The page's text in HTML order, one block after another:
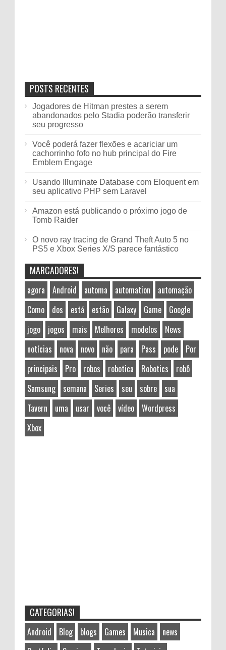
POSTS RECENTES
Jogadores de Hitman prestes a serem
abandonados pelo Stadia poderão transferir
seu progresso
Você poderá fazer flexões e acariciar um
cachorrinho fofo no hub principal do Fire
Emblem Engage
Usando Illuminate Database com Eloquent em
seu aplicativo PHP sem Laravel
Amazon está publicando o próximo jogo de
Tomb Raider
O novo ray tracing de Grand Theft Auto 5 no
PS5 e Xbox Series X/S parece fantástico
MARCADORES!
agora Android automa automation
automação
Como
dos está estão Galaxy Game
Google
jogo
jogos mais Melhores modelos
News
notícias
nova novo não para Pass pode
Por
principais
Pro robos robotica Robotics
robô
Samsung
semana Series seu sobre
sua
Tavern
uma usar você vídeo
Wordpress
Xbox
CATEGORIAS!
Android Blog blogs Games Musica
news